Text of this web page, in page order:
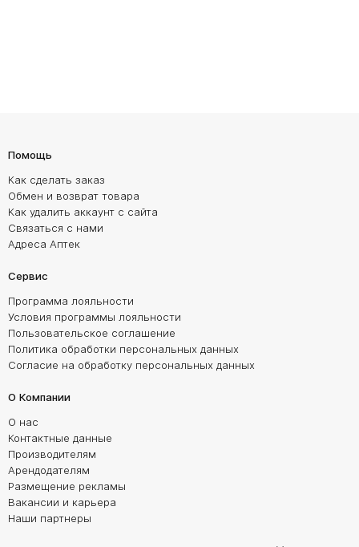
Помощь
Как сделать заказ
Обмен и возврат товара
Как удалить аккаунт с сайта
Связаться с нами
Адреса Аптек
Сервис
Программа лояльности
Условия программы лояльности
Пользовательское соглашение
Политика обработки персональных данных
Согласие на обработку персональных данных
О Компании
О нас
Контактные данные
Производителям
Арендодателям
Размещение рекламы
Вакансии и карьера
Наши партнеры